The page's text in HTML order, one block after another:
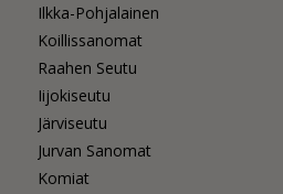
Ilkka-Pohjalainen
Koillissanomat
Raahen Seutu
Iijokiseutu
Järviseutu
Jurvan Sanomat
Komiat